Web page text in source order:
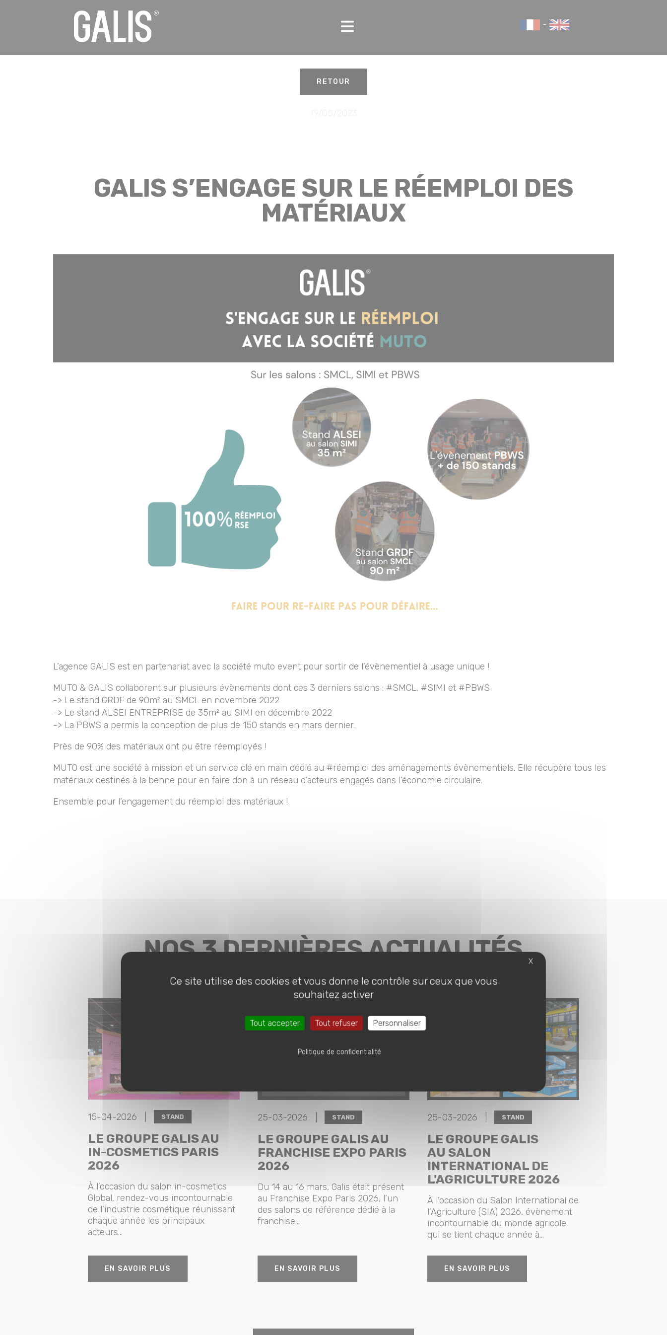
-
RETOUR
GALIS S’ENGAGE SUR LE RÉEMPLOI DES
MATÉRIAUX
L’agence GALIS est en partenariat avec la société muto event pour sortir de l’évènementiel à usage unique !
MUTO & GALIS collaborent sur plusieurs évènements dont ces 3 derniers salons : #SMCL, #SIMI et #PBWS
-> Le stand GRDF de 90m² au SMCL en novembre 2022
-> Le stand ALSEI ENTREPRISE de 35m² au SIMI en décembre 2022
-> La PBWS a permis la conception de plus de 150 stands en mars dernier.
Près de 90% des matériaux ont pu être réemployés !
MUTO est une société à mission et un service clé en main dédié au #réemploi des aménagements évènementiels. Elle récupère tous les
matériaux destinés à la benne pour en faire don à un réseau d’acteurs engagés dans l’économie circulaire.
Ensemble pour l’engagement du réemploi des matériaux !
NOS 3 DERNIÈRES ACTUALITÉS
15-04-2026 | STAND
LE GROUPE GALIS AU
IN-COSMETICS PARIS
2026
À l’occasion du salon in-cosmetics
Global, rendez-vous incontournable
de l’industrie cosmétique réunissant
chaque année les principaux
acteurs...
EN SAVOIR PLUS
25-03-2026 | STAND
LE GROUPE GALIS AU
FRANCHISE EXPO PARIS
2026
Du 14 au 16 mars, Galis était présent
au Franchise Expo Paris 2026, l’un
des salons de référence dédié à la
franchise...
EN SAVOIR PLUS
25-03-2026 | STAND
LE GROUPE GALIS
AU SALON
INTERNATIONAL DE
L'AGRICULTURE 2026
À l’occasion du Salon International de
l’Agriculture (SIA) 2026, évènement
incontournable du monde agricole
qui se tient chaque année à...
EN SAVOIR PLUS
X
Ce site utilise des cookies et vous donne le contrôle sur ceux que vous
souhaitez activer
Tout accepter Tout refuser Personnaliser
Politique de confidentialité